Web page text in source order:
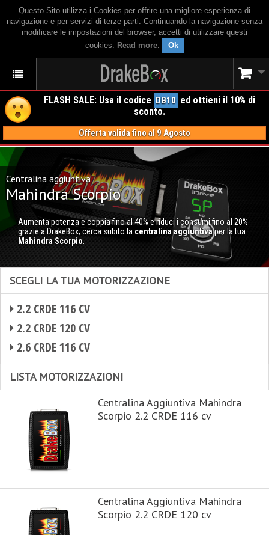
Questo Sito utilizza i Cookies per offrire una migliore esperienza di
navigazione e per servizi di terze parti. Continuando la navigazione senza
modificare le impostazioni del browser, accetti di utilizzare questi
cookies. Read more. Ok
FLASH SALE: Usa il codice DB10 ed ottieni il 10% di
sconto.
Offerta valida fino al 9 Agosto
Centralina aggiuntiva
Mahindra Scorpio
Aumenta potenza e coppia fino al 40% e riduci i consumi fino al 20%
grazie a DrakeBox; cerca subito la centralina aggiuntivaper la tua
Mahindra Scorpio
SCEGLI LA TUA MOTORIZZAZIONE
2.2 CRDE 116 CV
2.2 CRDE 120 CV
2.6 CRDE 116 CV
LISTA MOTORIZZAZIONI
Centralina Aggiuntiva Mahindra
Scorpio 2.2 CRDE 116 cv
Centralina Aggiuntiva Mahindra
Scorpio 2.2 CRDE 120 cv